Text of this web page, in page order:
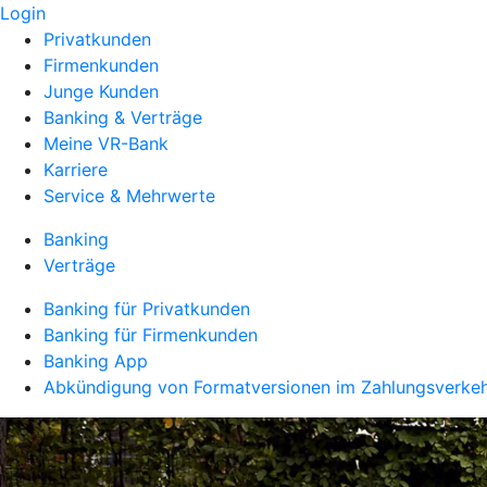
Login
Privatkunden
Firmenkunden
Junge Kunden
Banking & Verträge
Meine VR-Bank
Karriere
Service & Mehrwerte
Banking
Verträge
Banking für Privatkunden
Banking für Firmenkunden
Banking App
Abkündigung von Formatversionen im